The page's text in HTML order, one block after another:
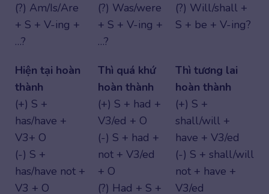
(?) Am/Is/Are
+ S + V-ing +
…?
(?) Was/were
+ S + V-ing +
…?
(?) Will/shall +
S + be + V-ing?
Hiện tại hoàn
thành
(+) S +
has/have +
V3+ O
(-) S +
has/have not +
V3 + O
Thì quá khứ
hoàn thành
(+) S + had +
V3/ed + O
(-) S + had +
not + V3/ed
+ O
(?) Had + S +
Thì tương lai
hoàn thành
(+) S +
shall/will +
have + V3/ed
(-) S + shall/will
not + have +
V3/ed